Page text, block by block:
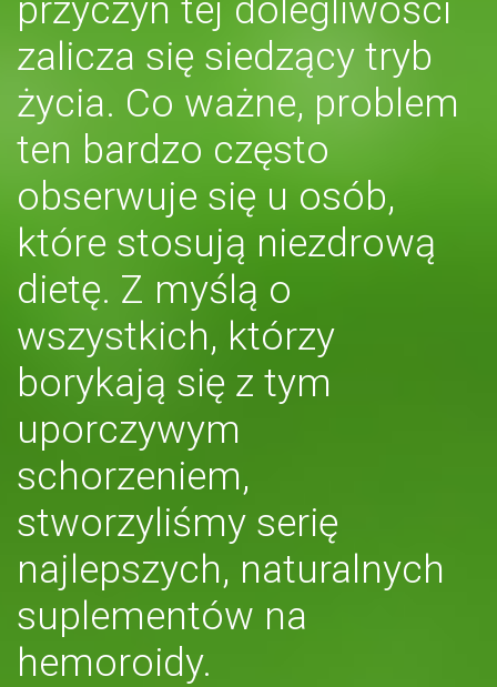
przyczyn tej dolegliwości
zalicza się siedzący tryb
życia. Co ważne, problem
ten bardzo często
obserwuje się u osób,
które stosują niezdrową
dietę. Z myślą o
wszystkich, którzy
borykają się z tym
uporczywym
schorzeniem,
stworzyliśmy serię
najlepszych, naturalnych
suplementów na
hemoroidy.